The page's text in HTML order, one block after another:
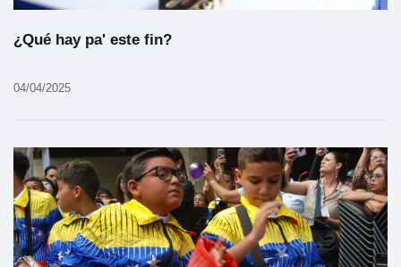
¿Qué hay pa' este fin?
04/04/2025